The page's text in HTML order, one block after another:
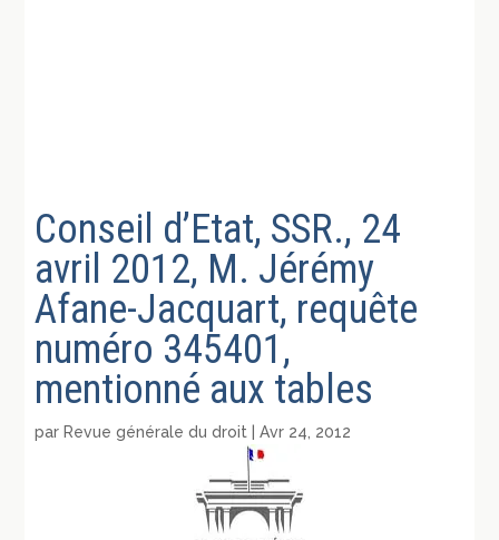
Conseil d’Etat, SSR., 24
avril 2012, M. Jérémy
Afane-Jacquart, requête
numéro 345401,
mentionné aux tables
parRevue générale du droit |Avr 24, 2012